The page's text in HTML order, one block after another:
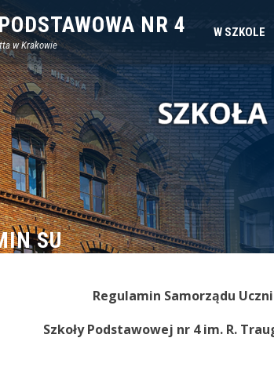
NR 4
w Krakowie
W SZKOLE
SU
Regulamin Samorządu
Szkoły Podstawowej nr 4 im. R.